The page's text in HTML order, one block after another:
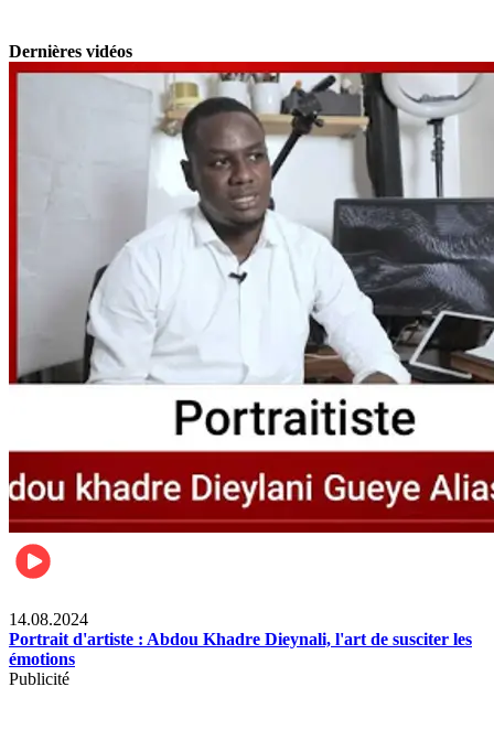
Dernières vidéos
14.08.2024
Portrait d'artiste : Abdou Khadre Dieynali, l'art de susciter les
émotions
Publicité